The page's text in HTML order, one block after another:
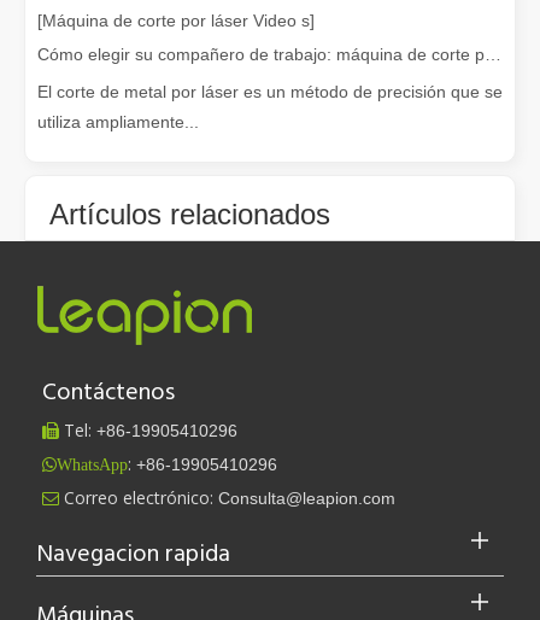
Saliendo del ajetreo y el bullicio, nos embarcamos en un viaje
Leapion actualmente exhibe sus equipos láser en el stand
[Máquina de corte por láser Video s]
El corte de metal por láser es un método de precisión que se
utiliza ampliamente...
Artículos relacionados
¿Qué es el corte por láser de tubos?
Las ventajas de las máquinas de corte láser de fibra: bajo mantenimiento, depreciación y pérdida de material
Cómo mantener y mantener la máquina de corte por láser en la temperatura alta en verano.
Contáctenos
 Tel: +86-19905410296
WhatsApp: +86-19905410296
 Correo electrónico: Consulta@leapion.com
Navegacion rapida
Máquinas